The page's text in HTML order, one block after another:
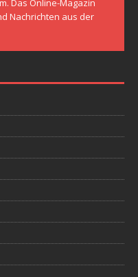
Das Online-Magazin
Nachrichten aus der